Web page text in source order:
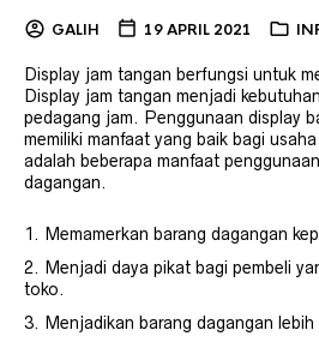
GALIH 19 APRIL 2021
Display jam tangan berfungsi untuk
Display jam tangan menjadi
pedagang jam. Penggunaan display
memiliki manfaat yang baik bagi
adalah beberapa manfaat
dagangan.
Memamerkan barang dagangan
Menjadi daya pikat bagi pembeli
toko.
Menjadikan barang dagangan